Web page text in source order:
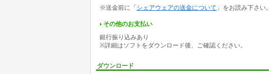
※送金前に「シェアウェアの送金について 」をお読み下さい。
その他のお支払い
銀行振り込みあり
※詳細はソフトをダウンロード後、ご確認ください。
ダウンロード